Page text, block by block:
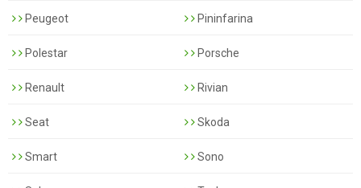
Peugeot Pininfarina
Polestar Porsche
Renault Rivian
Seat Skoda
Smart Sono